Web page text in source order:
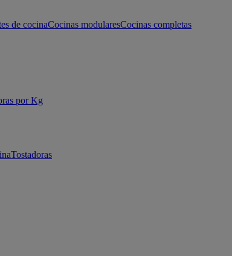
de cocinaCocinas modularesCocinas completas
por Kg
Tostadoras